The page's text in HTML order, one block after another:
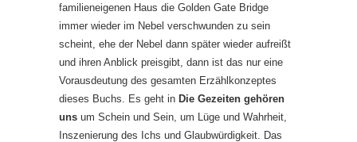
familieneigenen Haus die Golden Gate Bridge
immer wieder im Nebel verschwunden zu sein
scheint, ehe der Nebel dann später wieder aufreißt
und ihren Anblick preisgibt, dann ist das nur eine
Vorausdeutung des gesamten Erzählkonzeptes
dieses Buchs. Es geht in Die Gezeiten gehören
uns um Schein und Sein, um Lüge und Wahrheit,
Inszenierung des Ichs und Glaubwürdigkeit. Das